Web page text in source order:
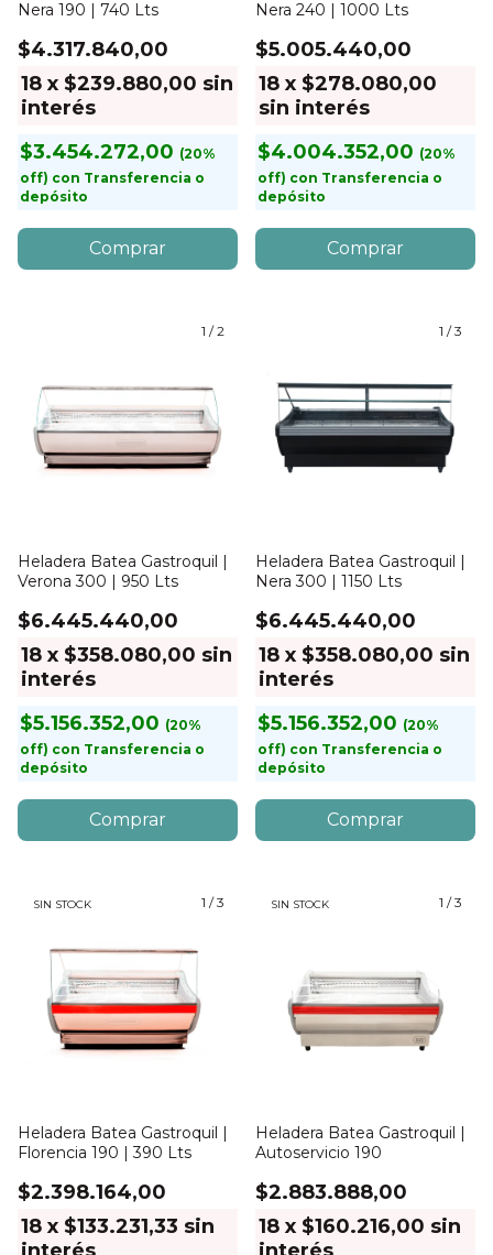
Nera 190 | 740 Lts
$4.317.840,00
18 x $239.880,00 sin
interés
$3.454.272,00
con Transferencia o
depósito
Nera 240 | 1000 Lts
$5.005.440,00
18 x $278.080,00
sin interés
$4.004.352,00
con Transferencia o
depósito
1 /2
Heladera Batea Gastroquil |
Verona 300 | 950 Lts
$6.445.440,00
18 x $358.080,00 sin
interés
$5.156.352,00
con Transferencia o
depósito
1 /3
Heladera Batea Gastroquil |
Nera 300 | 1150 Lts
$6.445.440,00
18 x $358.080,00 sin
interés
$5.156.352,00
con Transferencia o
depósito
1 /3
SIN STOCK
Heladera Batea Gastroquil |
Florencia 190 | 390 Lts
$2.398.164,00
18 x $133.231,33 sin
1 /3
SIN STOCK
Heladera Batea Gastroquil |
Autoservicio 190
$2.883.888,00
18 x $160.216,00 sin